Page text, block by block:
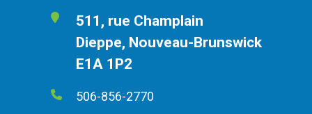
511, rue Champlain
Dieppe, Nouveau-Brunswick
E1A 1P2
506-856-2770